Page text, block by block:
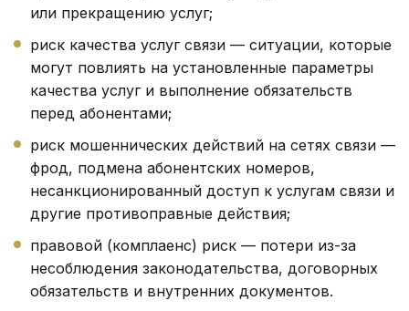
или прекращению услуг;
риск качества услуг связи — ситуации, которые
могут повлиять на установленные параметры
качества услуг и выполнение обязательств
перед абонентами;
риск мошеннических действий на сетях связи —
фрод, подмена абонентских номеров,
несанкционированный доступ к услугам связи и
другие противоправные действия;
правовой (комплаенс) риск — потери из-за
несоблюдения законодательства, договорных
обязательств и внутренних документов.